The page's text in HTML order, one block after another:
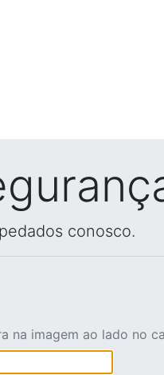
conosco.
na imagem ao lado no